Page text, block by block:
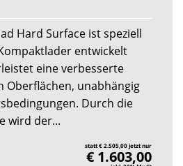
Hard Surface ist speziell
entwickelt
eine verbesserte
Oberflächen, unabhängig
Durch die
wird der...
statt € 2.505,00 jetzt nur
€ 1.603,00